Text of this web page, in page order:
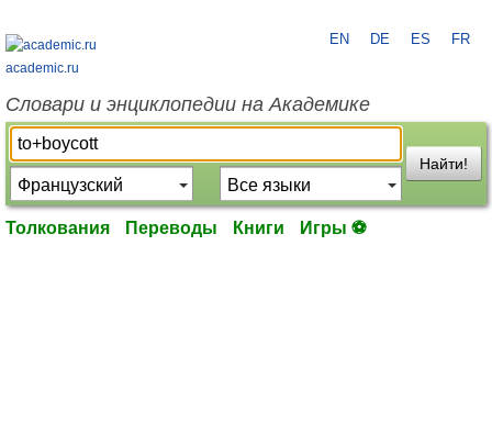
academic.ru
EN DE ES FR
Словари и энциклопедии на Академике
Найти!
Толкования Переводы Книги Игры ⚽